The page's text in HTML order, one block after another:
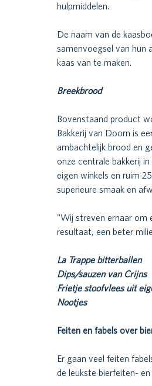
hulpmiddelen.
De naam van de
samenvoegsel van hun
kaas van te maken.
Breekbrood
Bovenstaand product
Bakkerij van Doorn is
ambachtelijk brood en
onze centrale bakkerij
eigen winkels en ruim
superieure smaak en
"Wij streven ernaar om
resultaat, een beter
La Trappe bitterballen
Dips/sauzen van Crijns
Frietje stoofvlees uit
Nootjes
Feiten en fabels over
Er gaan veel feiten
de leukste bierfeiten-